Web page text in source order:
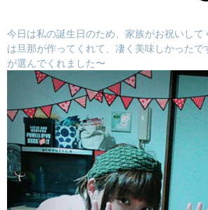
Blog
Contact
今日は私の誕生日のため、家族がお祝いして
は旦那が作ってくれて、凄く美味しかったで
が選んでくれました〜